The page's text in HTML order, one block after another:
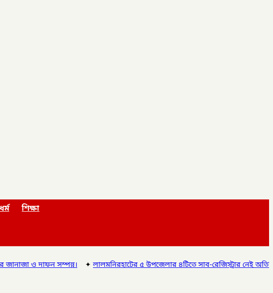
ধর্ম শিক্ষা
লালমনিরহাটের ৫ উপজেলার ৪টিতে সাব-রেজিস্ট্রার নেই অতিরিক্ত দায়িত্বে চলছে অফিস,